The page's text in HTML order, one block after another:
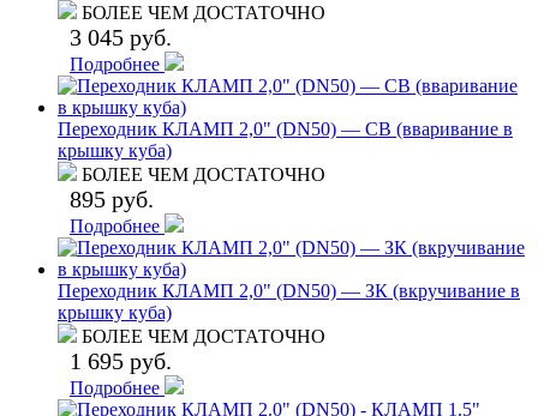
БОЛЕЕ ЧЕМ ДОСТАТОЧНО
3 045 руб.
Подробнее
Переходник КЛАМП 2,0" (DN50) — СВ (вваривание в
крышку куба)
БОЛЕЕ ЧЕМ ДОСТАТОЧНО
895 руб.
Подробнее
Переходник КЛАМП 2,0" (DN50) — ЗК (вкручивание в
крышку куба)
БОЛЕЕ ЧЕМ ДОСТАТОЧНО
1 695 руб.
Подробнее